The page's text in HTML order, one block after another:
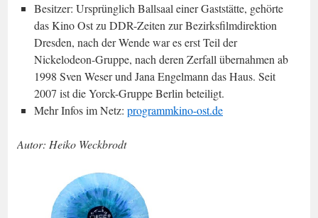
Besitzer: Ursprünglich Ballsaal einer Gaststätte, gehörte
das Kino Ost zu DDR-Zeiten zur Bezirksfilmdirektion
Dresden, nach der Wende war es erst Teil der
Nickelodeon-Gruppe, nach deren Zerfall übernahmen ab
1998 Sven Weser und Jana Engelmann das Haus. Seit
2007 ist die Yorck-Gruppe Berlin beteiligt.
Mehr Infos im Netz: programmkino-ost.de
Autor: Heiko Weckbrodt